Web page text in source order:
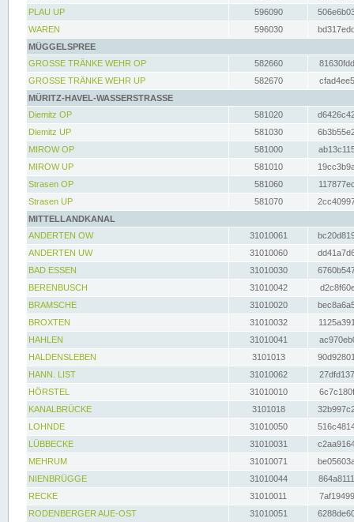
PLAU UP
596090
WAREN
596030
MÜGGELSPREE
GROSSE TRÄNKE WEHR OP
582660
GROSSE TRÄNKE WEHR UP
582670
MÜRITZ-HAVEL-WASSERSTRASSE
Diemitz OP
581020
Diemitz UP
581030
MIROW OP
581000
MIROW UP
581010
Strasen OP
581060
Strasen UP
581070
MITTELLANDKANAL
ANDERTEN OW
31010061
ANDERTEN UW
31010060
BAD ESSEN
31010030
BERENBUSCH
31010042
BRAMSCHE
31010020
BROXTEN
31010032
HAHLEN
31010041
HALDENSLEBEN
3101013
HANN. LIST
31010062
HÖRSTEL
31010010
KANALBRÜCKE
3101018
LOHNDE
31010050
LÜBBECKE
31010031
MEHRUM
31010071
NIENBRÜGGE
31010044
RECKE
31010011
RODENBERGER AUE-OST
31010051